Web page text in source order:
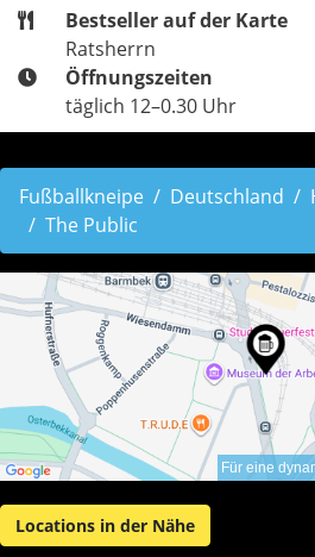
Bestseller auf der Karte
Ratsherrn
Öffnungszeiten
täglich 12–0.30 Uhr
Fußballkneipe Deutschland
The Public
Für eine
Locations in der Nähe